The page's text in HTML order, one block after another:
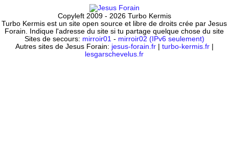
Copyleft 2009 - 2026 Turbo Kermis
Turbo Kermis est un site open source et libre de droits crée par Jesus
Forain. Indique l'adresse du site si tu partage quelque chose du site
Sites de secours: mirroir01 - mirroir02 (IPv6 seulement)
Autres sites de Jesus Forain: jesus-forain.fr| turbo-kermis.fr|
lesgarschevelus.fr